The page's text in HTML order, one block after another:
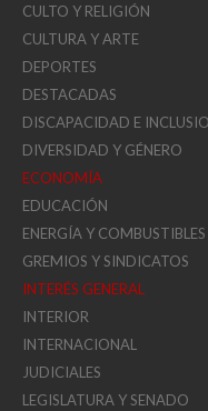
CULTO Y RELIGIÓN
CULTURA Y ARTE
DEPORTES
DESTACADAS
DISCAPACIDAD E
DIVERSIDAD Y GÉNERO
ECONOMÍA
EDUCACIÓN
ENERGÍA Y COMBUSTIBLES
GREMIOS Y SINDICATOS
INTERÉS GENERAL
INTERIOR
INTERNACIONAL
JUDICIALES
LEGISLATURA Y SENADO